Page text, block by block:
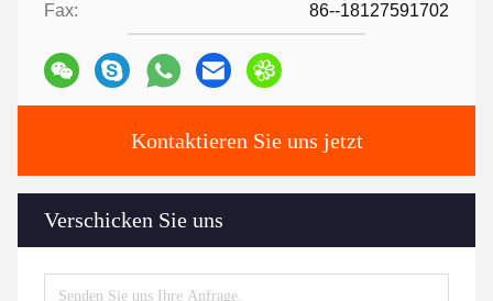
Fax: 86--18127591702
Kontaktieren Sie uns jetzt
Verschicken Sie uns